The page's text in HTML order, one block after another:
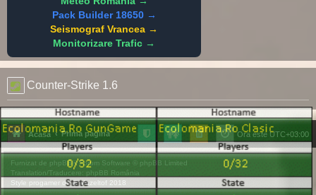
Pack Builder 18650 →
Seismograf Vrancea →
Monitorizare Trafic →
Counter-Strike 1.6
Acasă Prima pagină Ora este UTC+03:00
Furnizat de phpBB® Forum Software © phpBB Limited
Translation/Traducere: phpBB România
Style progamer de ©Mazeltof 2018